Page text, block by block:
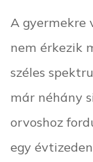
A gyermekre
nem érkezik
széles
már néhány
orvoshoz
egy